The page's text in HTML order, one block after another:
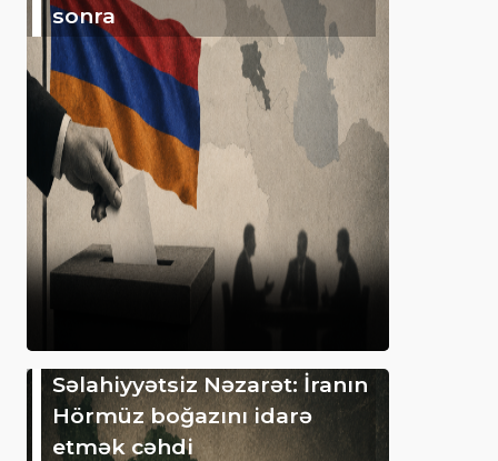
sonra
Səlahiyyətsiz Nəzarət: İranın
Hörmüz boğazını idarə
etmək cəhdi